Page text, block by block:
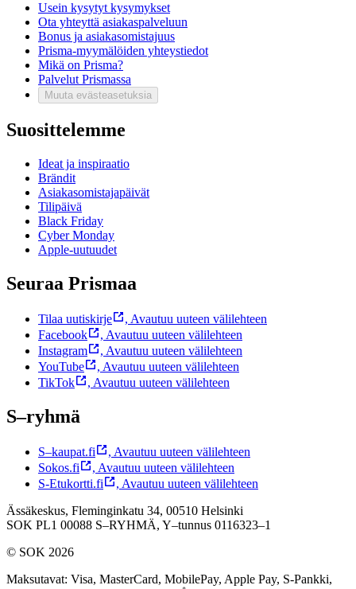
Usein kysytyt kysymykset
Ota yhteyttä asiakaspalveluun
Bonus ja asiakasomistajuus
Prisma-myymälöiden yhteystiedot
Mikä on Prisma?
Palvelut Prismassa
Muuta evästeasetuksia
Suosittelemme
Ideat ja inspiraatio
Brändit
Asiakasomistajapäivät
Tilipäivä
Black Friday
Cyber Monday
Apple-uutuudet
Seuraa Prismaa
Tilaa uutiskirje , Avautuu uuteen välilehteen
Facebook
, Avautuu uuteen välilehteen
Instagram
, Avautuu uuteen välilehteen
YouTube
, Avautuu uuteen välilehteen
TikTok
, Avautuu uuteen välilehteen
S–ryhmä
S–kaupat.fi , Avautuu uuteen välilehteen
Sokos.fi
, Avautuu uuteen välilehteen
S-Etukortti.fi
, Avautuu uuteen välilehteen
Ässäkeskus, Fleminginkatu 34, 00510 Helsinki
SOK PL1 00088 S–RYHMÄ, Y–tunnus 0116323–1
© SOK 2026
Maksutavat: Visa, MasterCard, MobilePay, Apple Pay, S-Pankki,